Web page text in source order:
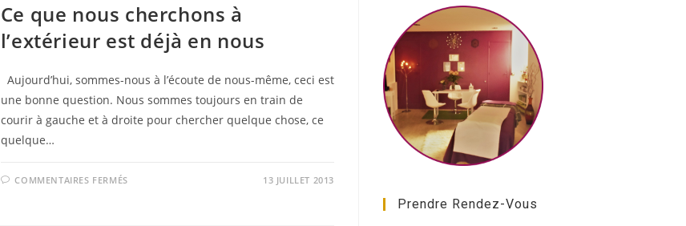
Ce que nous cherchons à
l’extérieur est déjà en nous
Aujourd’hui, sommes-nous à l’écoute de nous-même, ceci est
une bonne question. Nous sommes toujours en train de
courir à gauche et à droite pour chercher quelque chose, ce
quelque…
COMMENTAIRES FERMÉSSUR 13 JUILLET 2013
Prendre Rendez-Vous